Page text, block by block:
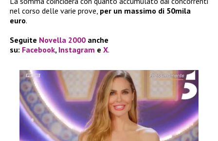
nel corso delle varie prove, per un massimo di 50mila
euro.
Seguite Novella 2000 anche
su: Facebook, Instagram e X.